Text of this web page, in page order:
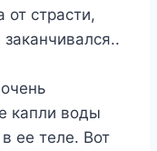
от страсти,
капли воды
ее теле. Вот